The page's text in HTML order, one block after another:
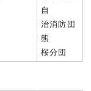
自
治消防団
熊
桜分団